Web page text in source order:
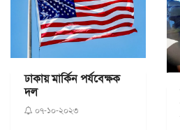
ঢাকায় মার্কিন পর্যবেক্ষক
দল
০৭-১০-২০২৩